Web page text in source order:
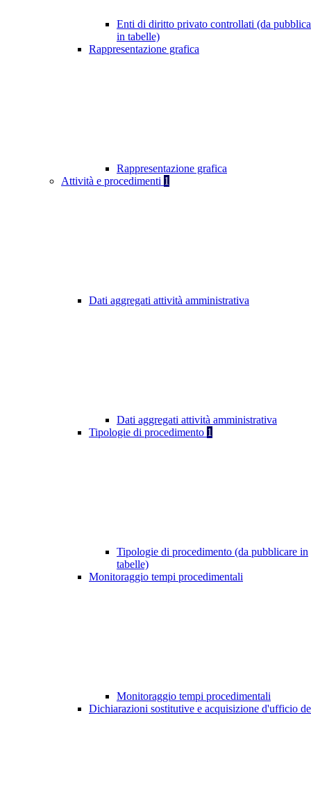
Enti di diritto privato controllati (da
in tabelle)
Rappresentazione grafica
Rappresentazione grafica
Attività e procedimenti 1
Dati aggregati attività amministrativa
Dati aggregati attività amministrativa
Tipologie di procedimento 1
Tipologie di procedimento (da pubblicare in
tabelle)
Monitoraggio tempi procedimentali
Monitoraggio tempi procedimentali
Dichiarazioni sostitutive e acquisizione d'ufficio